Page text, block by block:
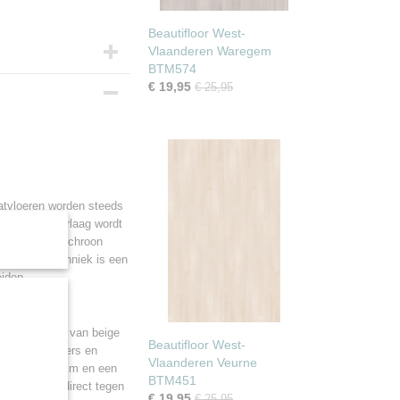
worden steeds
Deze papierlaag wordt
of synchroon
deze techniek is een
eiken en van beige
slaapkamers en
van 7 mm en een
daardoor direct tegen
Beautifloor West-
Vlaanderen Waregem
BTM574
€ 19,95 € 25,95
Beautifloor West-
Vlaanderen Veurne
BTM451